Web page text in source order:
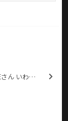
【特別企画】緑の旧友は、いま――Vol.02 渡辺 匠さん いわきFC強化部アカデミーダイレクター